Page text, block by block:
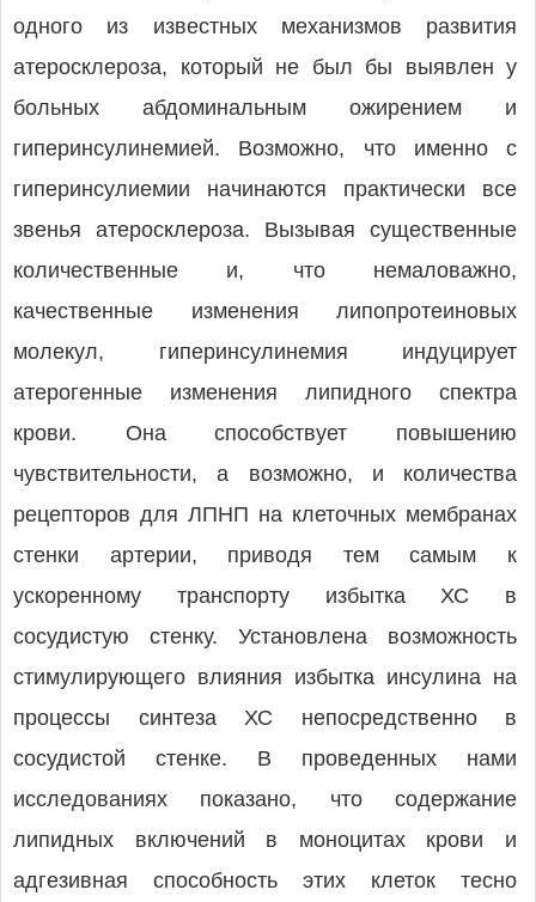
одного из известных механизмов развития
атеросклероза, который не был бы выявлен у
больных абдоминальным ожирением и
гиперинсулинемией. Возможно, что именно с
гиперинсулиемии начинаются практически все
звенья атеросклероза. Вызывая существенные
количественные и, что немаловажно,
качественные изменения липопротеиновых
молекул, гиперинсулинемия индуцирует
атерогенные изменения липидного спектра
крови. Она способствует повышению
чувствительности, а возможно, и количества
рецепторов для ЛПНП на клеточных мембранах
стенки артерии, приводя тем самым к
ускоренному транспорту избытка ХС в
сосудистую стенку. Установлена возможность
стимулирующего влияния избытка инсулина на
процессы синтеза ХС непосредственно в
сосудистой стенке. В проведенных нами
исследованиях показано, что содержание
липидных включений в моноцитах крови и
адгезивная способность этих клеток тесно